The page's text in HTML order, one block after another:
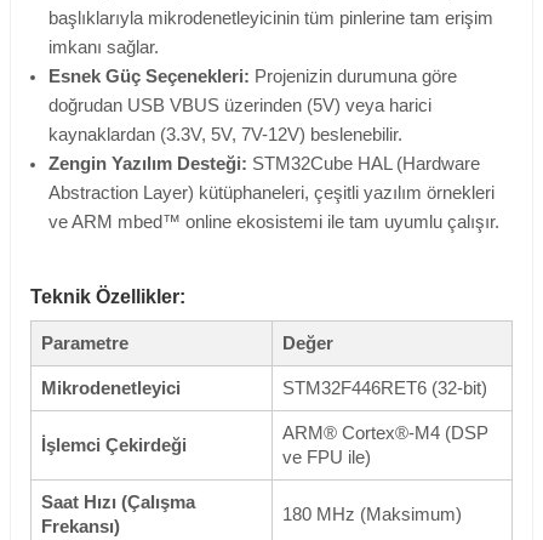
başlıklarıyla mikrodenetleyicinin tüm pinlerine tam erişim
imkanı sağlar.
Esnek Güç Seçenekleri: Projenizin durumuna göre
doğrudan USB VBUS üzerinden (5V) veya harici
kaynaklardan (3.3V, 5V, 7V-12V) beslenebilir.
Zengin Yazılım Desteği: STM32Cube HAL (Hardware
Abstraction Layer) kütüphaneleri, çeşitli yazılım örnekleri
ve ARM mbed™ online ekosistemi ile tam uyumlu çalışır.
Teknik Özellikler:
Parametre Değer
Mikrodenetleyici STM32F446RET6 (32-bit)
İşlemci Çekirdeği
ARM® Cortex®-M4 (DSP
ve FPU ile)
Saat Hızı (Çalışma
Frekansı)
180 MHz (Maksimum)